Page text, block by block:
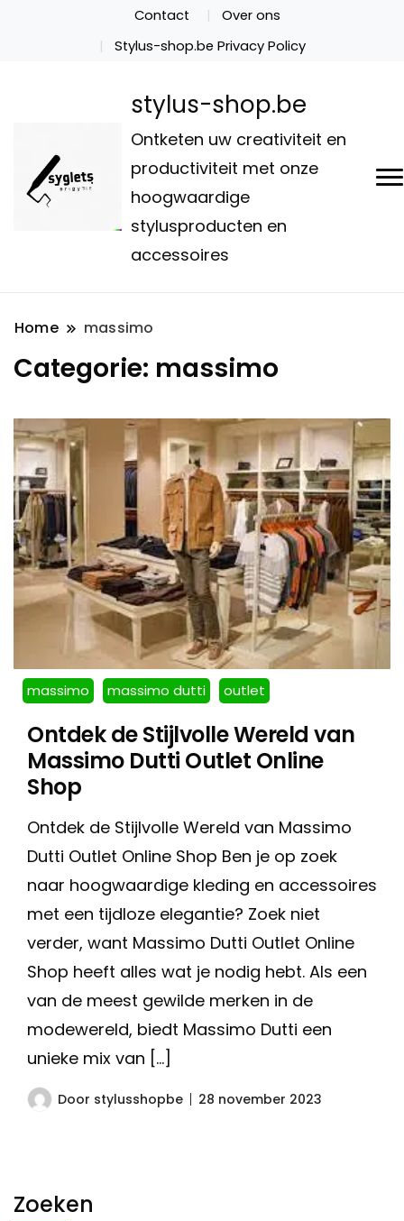
Contact
Over ons
Stylus-shop.be Privacy Policy
stylus-shop.be
Ontketen uw creativiteit en
productiviteit met onze
hoogwaardige
stylusproducten en
accessoires
Home massimo
Categorie: massimo
massimo massimo dutti outlet
Ontdek de Stijlvolle Wereld van
Massimo Dutti Outlet Online
Shop
Ontdek de Stijlvolle Wereld van Massimo
Dutti Outlet Online Shop Ben je op zoek
naar hoogwaardige kleding en accessoires
met een tijdloze elegantie? Zoek niet
verder, want Massimo Dutti Outlet Online
Shop heeft alles wat je nodig hebt. Als een
van de meest gewilde merken in de
modewereld, biedt Massimo Dutti een
unieke mix van […]
Door stylusshopbe 28 november 2023
Zoeken